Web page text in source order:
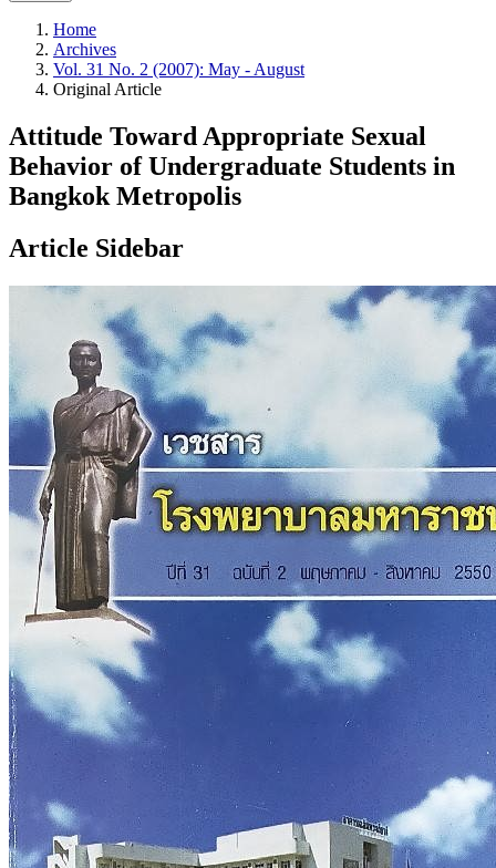
Home
Archives
Vol. 31 No. 2 (2007): May - August
Original Article
Attitude Toward Appropriate Sexual
Behavior of Undergraduate Students in
Bangkok Metropolis
Article Sidebar